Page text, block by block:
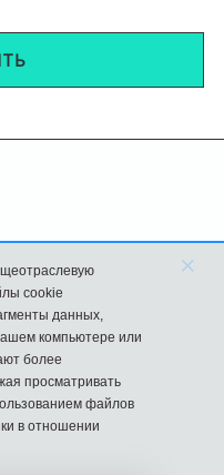
cookie
данных,
компьютере или
более
просматривать
файлов
в отношении
×